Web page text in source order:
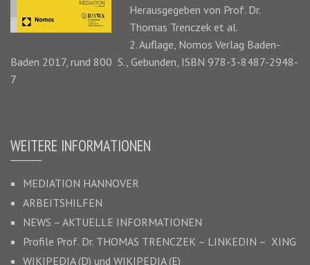
Herausgegeben von Prof. Dr.
Thomas Trenczek et al.
2. Auflage, Nomos Verlag Baden-
Baden 2017, rund 800 S., Gebunden, ISBN 978-3-8487-2948-
7
WEITERE INFORMATIONEN
MEDIATION HANNOVER
ARBEITSHILFEN
NEWS – AKTUELLE INFORMATIONEN
Profile Prof. Dr. THOMAS TRENCZEK– LINKEDIN – XING
WIKIPEDIA (D) und WIKIPEDIA (E)